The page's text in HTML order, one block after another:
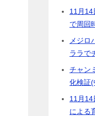
11月14
で周回
メジロ
ララで
チャン
化検証
11月14
による